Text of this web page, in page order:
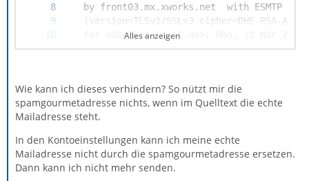
Alles anzeigen
Wie kann ich dieses verhindern? So nützt mir die
spamgourmetadresse nichts, wenn im Quelltext die echte
Mailadresse steht.
In den Kontoeinstellungen kann ich meine echte
Mailadresse nicht durch die spamgourmetadresse ersetzen.
Dann kann ich nicht mehr senden.